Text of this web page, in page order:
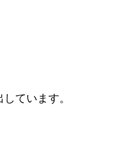
ています。